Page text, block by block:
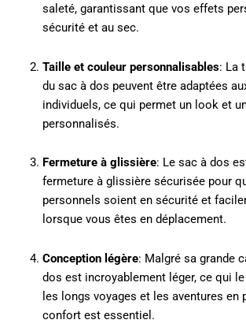
saleté, garantissant que vos effets
sécurité et au sec.
Taille et couleur personnalisables: La
du sac à dos peuvent être adaptées
individuels, ce qui permet un look et
personnalisés.
Fermeture à glissière: Le sac à dos
fermeture à glissière sécurisée pour
personnels soient en sécurité et
lorsque vous êtes en déplacement.
Conception légère: Malgré sa grande
dos est incroyablement léger, ce qui
les longs voyages et les aventures en
confort est essentiel.